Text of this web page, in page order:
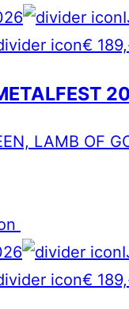
€
LAMB OF
€